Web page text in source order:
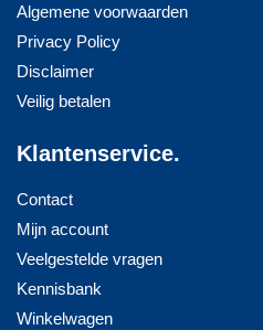
Algemene voorwaarden
Privacy Policy
Disclaimer
Veilig betalen
Klantenservice.
Contact
Mijn account
Veelgestelde vragen
Kennisbank
Winkelwagen